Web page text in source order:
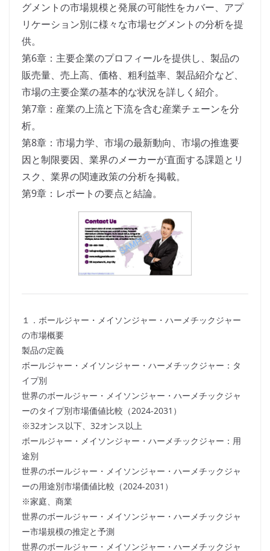
グメントの市場規模と発展の可能性をカバー、アプ
リケーション別に様々な市場セグメントの分析を提
供。
第6章：主要企業のプロフィールを提供し、製品の
販売量、売上高、価格、粗利益率、製品紹介など、
市場の主要企業の基本的な状況を詳しく紹介。
第7章：産業の上流と下流を含む産業チェーンを分
析。
第8章：市場力学、市場の最新動向、市場の推進要
因と制限要因、業界のメーカーが直面する課題とリ
スク、業界の関連政策の分析を掲載。
第9章：レポートの要点と結論。
１．ボールジャー・メイソンジャー・ハーメチックジャー
の市場概要
製品の定義
ボールジャー・メイソンジャー・ハーメチックジャー：タ
イプ別
世界のボールジャー・メイソンジャー・ハーメチックジャ
ーのタイプ別市場価値比較（2024-2031）
※32オンス以下、32オンス以上
ボールジャー・メイソンジャー・ハーメチックジャー：用
途別
世界のボールジャー・メイソンジャー・ハーメチックジャ
ーの用途別市場価値比較（2024-2031）
※家庭、商業
世界のボールジャー・メイソンジャー・ハーメチックジャ
ー市場規模の推定と予測
世界のボールジャー・メイソンジャー・ハーメチックジャ